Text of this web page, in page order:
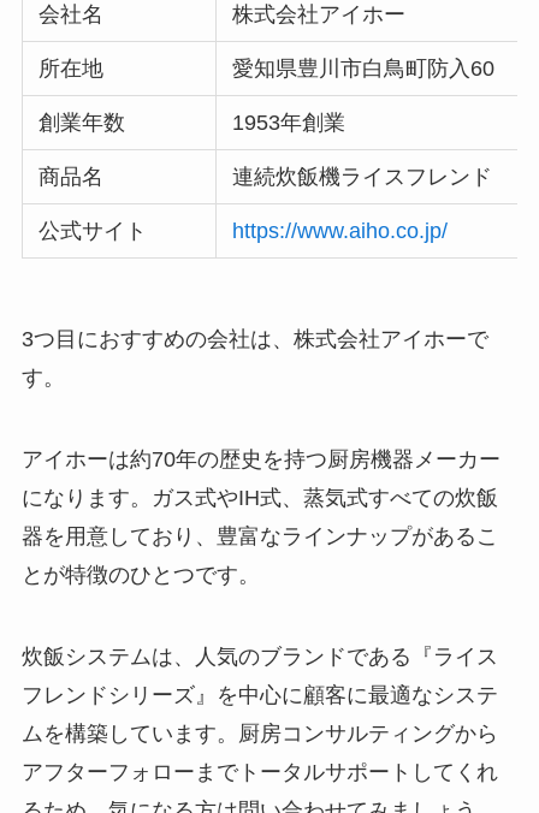
会社名 株式会社アイホー
所在地 愛知県豊川市白鳥町防入60
創業年数 1953年創業
商品名 連続炊飯機ライスフレンド
公式サイト https://www.aiho.co.jp/
3つ目におすすめの会社は、株式会社アイホーで
す。
アイホーは約70年の歴史を持つ厨房機器メーカー
になります。ガス式やIH式、蒸気式すべての炊飯
器を用意しており、豊富なラインナップがあるこ
とが特徴のひとつです。
炊飯システムは、人気のブランドである『ライス
フレンドシリーズ』を中心に顧客に最適なシステ
ムを構築しています。厨房コンサルティングから
アフターフォローまでトータルサポートしてくれ